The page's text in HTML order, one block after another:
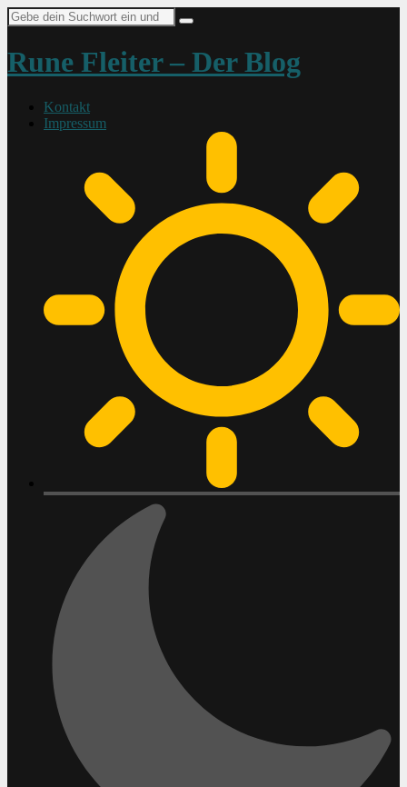
Suche
nach:
Rune Fleiter – Der Blog
Kontakt
Impressum